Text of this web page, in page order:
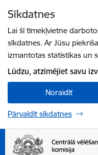
Sīkdatnes
Lai šī tīmekļvietne
sīkdatnes. Ar Jūsu
izmantotas statistikas un
Lūdzu, atzīmējiet savu
Noraidīt
Pārvaldīt sīkdatnes